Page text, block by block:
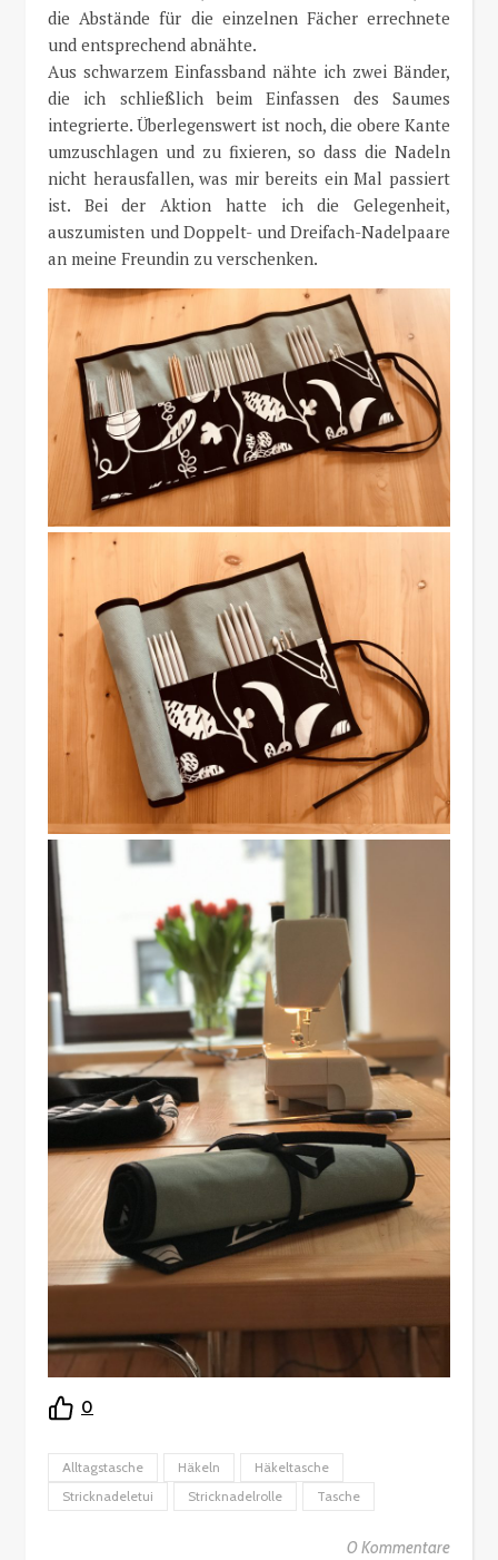
die Abstände für die einzelnen Fächer errechnete
und entsprechend abnähte.
Aus schwarzem Einfassband nähte ich zwei Bänder,
die ich schließlich beim Einfassen des Saumes
integrierte. Überlegenswert ist noch, die obere Kante
umzuschlagen und zu fixieren, so dass die Nadeln
nicht herausfallen, was mir bereits ein Mal passiert
ist. Bei der Aktion hatte ich die Gelegenheit,
auszumisten und Doppelt- und Dreifach-Nadelpaare
an meine Freundin zu verschenken.
0
Alltagstasche Häkeln
Häkeltasche
Stricknadeletui
Stricknadelrolle Tasche
0 Kommentare